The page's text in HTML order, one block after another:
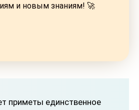
и новым знаниям! 🚀
приметы единственное